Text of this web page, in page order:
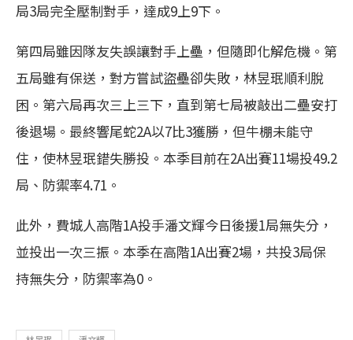
局3局完全壓制對手，達成9上9下。
第四局雖因隊友失誤讓對手上壘，但隨即化解危機。第
五局雖有保送，對方嘗試盜壘卻失敗，林昱珉順利脫
困。第六局再次三上三下，直到第七局被敲出二壘安打
後退場。最終響尾蛇2A以7比3獲勝，但牛棚未能守
住，使林昱珉錯失勝投。本季目前在2A出賽11場投49.2
局、防禦率4.71。
此外，費城人高階1A投手潘文輝今日後援1局無失分，
並投出一次三振。本季在高階1A出賽2場，共投3局保
持無失分，防禦率為0。